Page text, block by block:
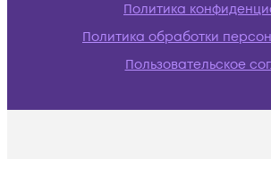
Политика
Политика обработки
Пользовательское